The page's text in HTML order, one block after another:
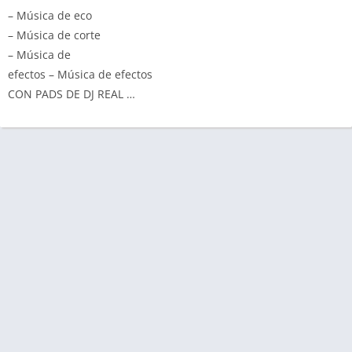
– Música de eco
– Música de corte
– Música de
efectos – Música de efectos
CON PADS DE DJ REAL …